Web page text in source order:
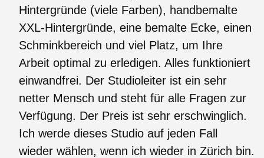
Hintergründe (viele Farben), handbemalte
XXL-Hintergründe, eine bemalte Ecke, einen
Schminkbereich und viel Platz, um Ihre
Arbeit optimal zu erledigen. Alles funktioniert
einwandfrei. Der Studioleiter ist ein sehr
netter Mensch und steht für alle Fragen zur
Verfügung. Der Preis ist sehr erschwinglich.
Ich werde dieses Studio auf jeden Fall
wieder wählen, wenn ich wieder in Zürich bin.